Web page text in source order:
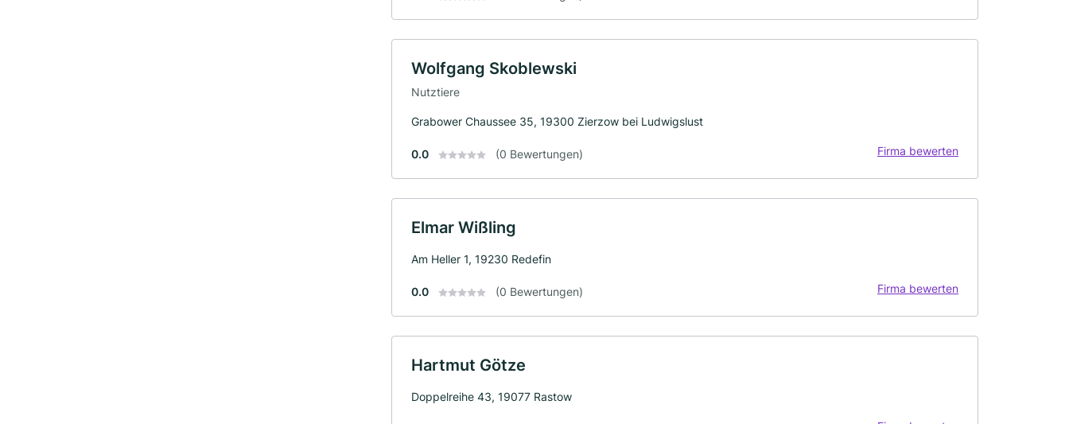
Wolfgang Skoblewski
Nutztiere
Grabower Chaussee 35, 19300 Zierzow bei Ludwigslust
0.0 (0 Bewertungen) Firma bewerten
Elmar Wißling
Am Heller 1, 19230 Redefin
0.0 (0 Bewertungen) Firma bewerten
Hartmut Götze
Doppelreihe 43, 19077 Rastow